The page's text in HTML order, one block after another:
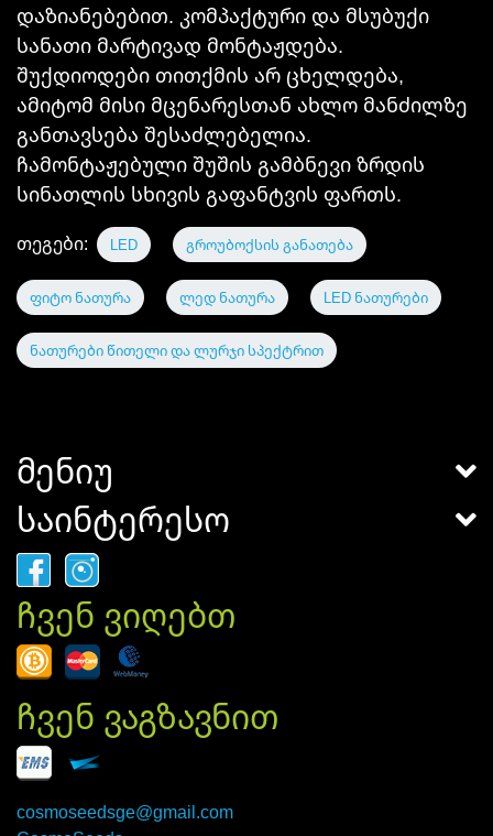
დაზიანებებით. კომპაქტური და მსუბუქი
სანათი მარტივად მონტაჟდება.
შუქდიოდები თითქმის არ ცხელდება,
ამიტომ მისი მცენარესთან ახლო მანძილზე
განთავსება შესაძლებელია.
ჩამონტაჟებული შუშის გამბნევი ზრდის
სინათლის სხივის გაფანტვის ფართს.
თეგები: LED გროუბოქსის განათება
ფიტო ნათურა ლედ ნათურა LED ნათურები
ნათურები წითელი და ლურჯი სპექტრით
მენიუ
საინტერესო
ჩვენ ვიღებთ
ჩვენ ვაგზავნით
cosmoseedsge@gmail.com